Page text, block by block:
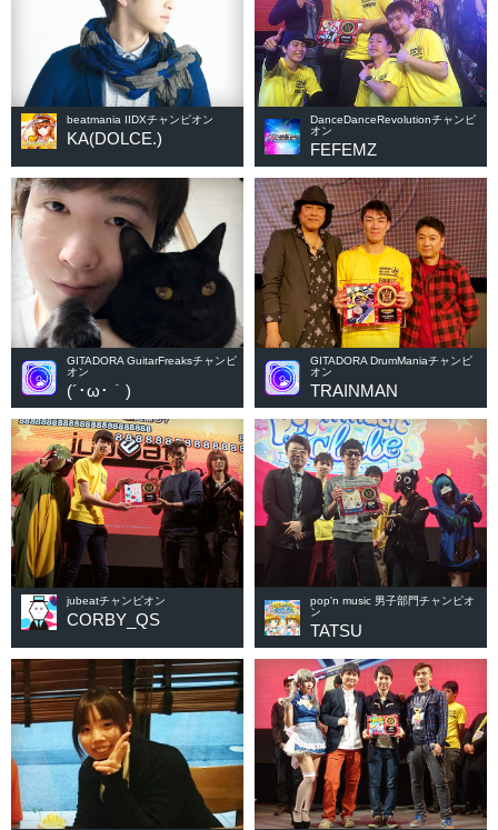
beatmania IIDXチャンピオン
KA(DOLCE.)
DanceDanceRevolutionチャンピ
オン
FEFEMZ
GITADORA GuitarFreaksチャンピ
オン
(´･ω･｀)
GITADORA DrumManiaチャンピ
オン
TRAINMAN
jubeatチャンピオン
CORBY_QS
pop'n music 男子部門チャンピオ
ン
TATSU